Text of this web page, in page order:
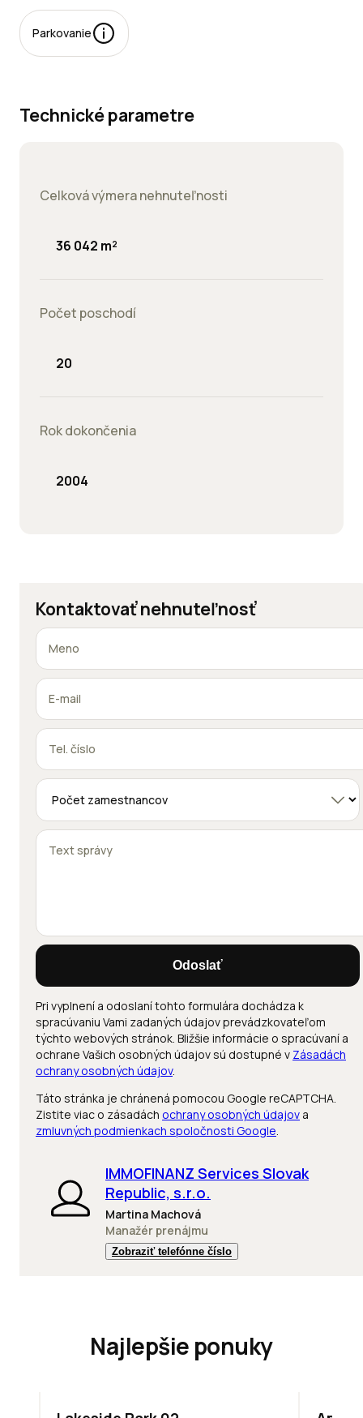
Parkovanie
Technické parametre
Celková výmera nehnuteľnosti
36 042 m²
Počet poschodí
20
Rok dokončenia
2004
Kontaktovať nehnuteľnosť
Odoslať
Pri vyplnení a odoslaní tohto formulára dochádza k
spracúvaniu Vami zadaných údajov prevádzkovateľom
týchto webových stránok. Bližšie informácie o spracúvaní a
ochrane Vašich osobných údajov sú dostupné v Zásadách
ochrany osobných údajov.
Táto stránka je chránená pomocou Google reCAPTCHA.
Zistite viac o zásadách ochrany osobných údajov a
zmluvných podmienkach spoločnosti Google.
IMMOFINANZ Services Slovak
Republic, s.r.o.
Martina Machová
Manažér prenájmu
Zobraziť telefónne číslo
Najlepšie ponuky
ODPORÚČAME TOP